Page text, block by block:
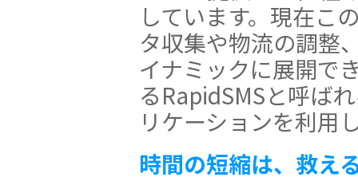
しています。現在こ
タ収集や物流の調整
イナミックに展開で
るRapidSMSと呼ば
リケーションを利用
時間の短縮は、救え